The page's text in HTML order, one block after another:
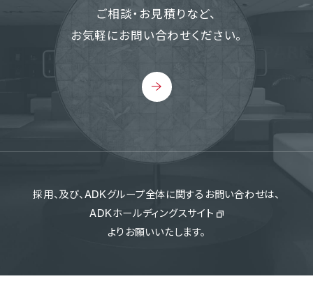
ご相談・お見積りなど、
お気軽にお問い合わせください。
採用、及び、ADKグループ全体に関するお問い合わせは、
ADKホールディングスサイト
よりお願いいたします。